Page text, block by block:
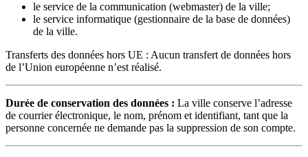
le service de la communication (webmaster) de la ville;
le service informatique (gestionnaire de la base de données)
de la ville.
Transferts des données hors UE : Aucun transfert de données hors
de l’Union européenne n’est réalisé.
Durée de conservation des données : La ville conserve l’adresse
de courrier électronique, le nom, prénom et identifiant, tant que la
personne concernée ne demande pas la suppression de son compte.